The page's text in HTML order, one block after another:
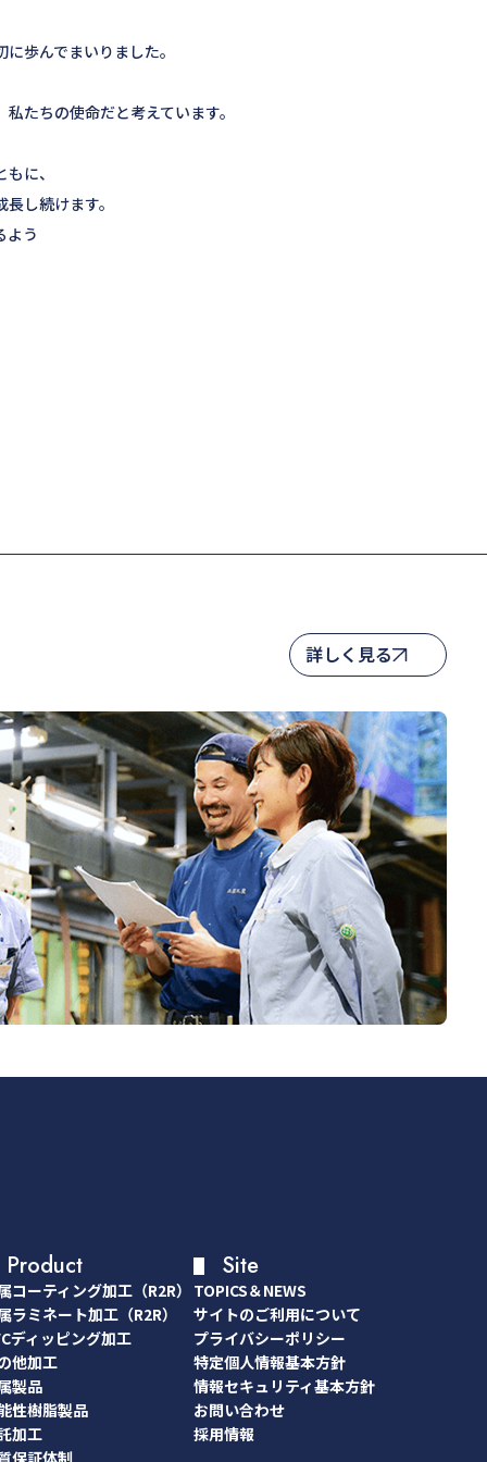
歩んでまいりました。
たちの使命だと考えています。
に、
し続けます。
よう
詳しく見る
Product
コーティング加工（R2R）
コーティング加工（R2R）
ラミネート加工（R2R）
ラミネート加工（R2R）
ディッピング加工
ディッピング加工
他加工
他加工
製品
製品
性樹脂製品
性樹脂製品
加工
加工
保証体制
Site
TOPICS＆NEWS
TOPICS＆NEWS
サイトのご利用について
サイトのご利用について
プライバシーポリシー
プライバシーポリシー
特定個人情報基本方針
特定個人情報基本方針
情報セキュリティ基本方針
情報セキュリティ基本方針
お問い合わせ
お問い合わせ
採用情報